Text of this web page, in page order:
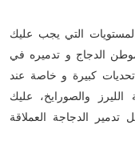
التي يجب عليك
الدجاج و تدميره في
كبيرة و خاصة عند
الليرز والصورايخ، عليك
الدجاجة العملاقة